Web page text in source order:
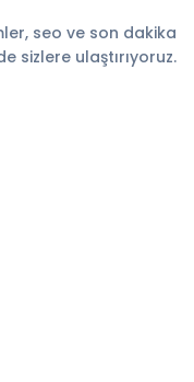
seo ve son dakika
sizlere ulaştırıyoruz.